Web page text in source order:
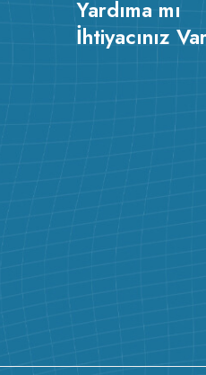
v224.22
Yardıma mı
İhtiyacınız